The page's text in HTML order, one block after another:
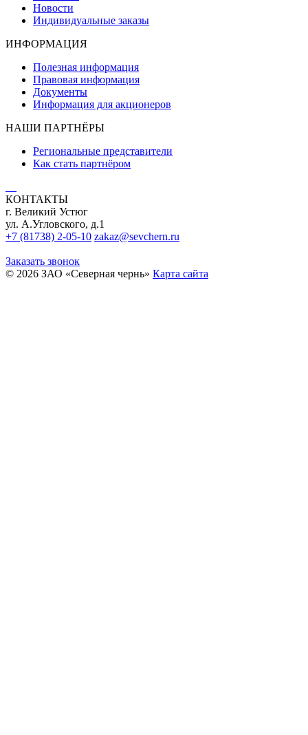
Новости
Индивидуальные заказы
ИНФОРМАЦИЯ
Полезная информация
Правовая информация
Документы
Информация для акционеров
НАШИ ПАРТНЁРЫ
Региональные представители
Как стать партнёром
КОНТАКТЫ
г. Великий Устюг
ул. А.Угловского, д.1
+7 (81738) 2-05-10 zakaz@sevchern.ru
Заказать звонок
© 2026 ЗАО «Северная чернь» Карта сайта